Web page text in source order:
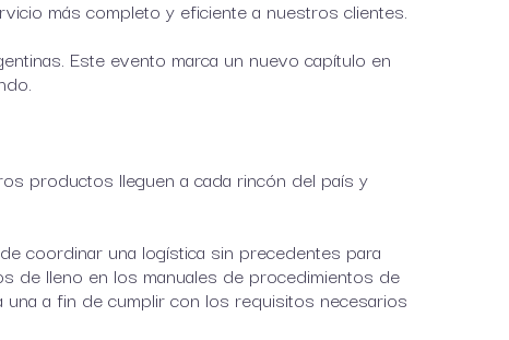
más completo y eficiente a nuestros clientes.
Este evento marca un nuevo capítulo en
productos lleguen a cada rincón del país y
coordinar una logística sin precedentes para
de lleno en los manuales de procedimientos de
a fin de cumplir con los requisitos necesarios